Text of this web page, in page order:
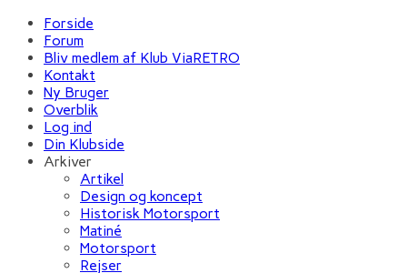
Forside
Forum
Bliv medlem af Klub ViaRETRO
Kontakt
Ny Bruger
Overblik
Log ind
Din Klubside
Arkiver
Artikel
Design og koncept
Historisk Motorsport
Matiné
Motorsport
Rejser